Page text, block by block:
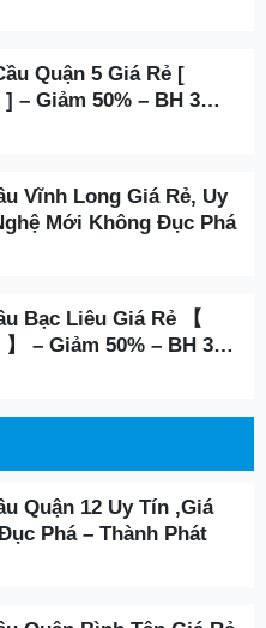
Quận 5 Giá Rẻ [
– Giảm 50% – BH 3
Vĩnh Long Giá Rẻ, Uy
Mới Không Đục Phá
Bạc Liêu Giá Rẻ 【
– Giảm 50% – BH 3
Quận 12 Uy Tín ,Giá
Phá – Thành Phát